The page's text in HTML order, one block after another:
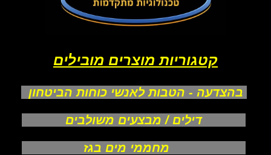
קטגוריות מוצרים מובילים
בהצדעה - הטבות לאנשי כוחות הביטחון
דילים / מבצעים משולבים
מחממי מים בגז